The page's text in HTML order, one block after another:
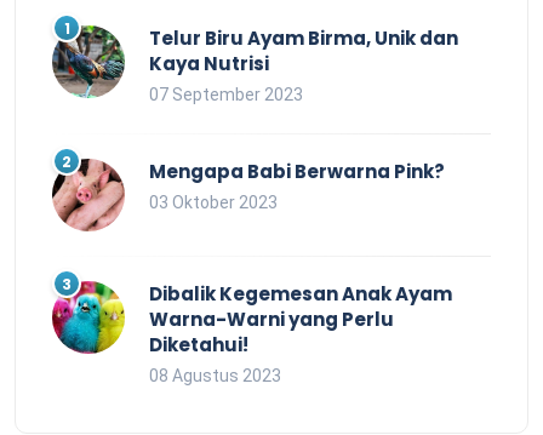
Telur Biru Ayam Birma, Unik dan
Kaya Nutrisi
07 September 2023
Mengapa Babi Berwarna Pink?
03 Oktober 2023
Dibalik Kegemesan Anak Ayam
Warna-Warni yang Perlu
Diketahui!
08 Agustus 2023